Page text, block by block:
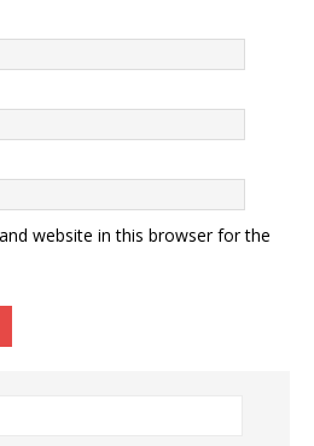
website in this browser for the